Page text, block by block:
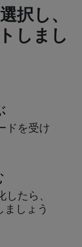
択し、
しまし
ドを受け
したら、
ま しょう